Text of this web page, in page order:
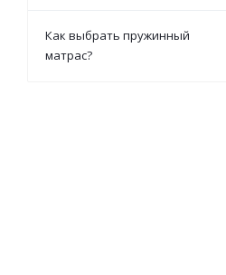
Как выбрать пружинный
матрас?